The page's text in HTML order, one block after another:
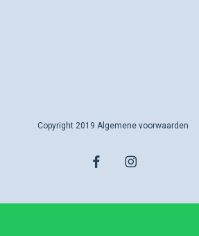
Copyright 2019 Algemene voorwaarden
facebookinstagram